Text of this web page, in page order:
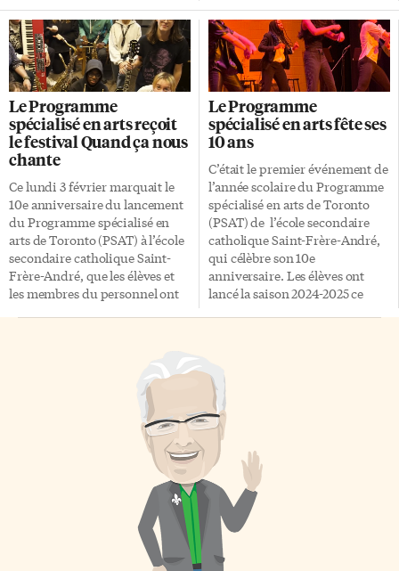
couronner plusieurs années
consacrées à la promotion et à la
défense de la place du français.
La tradition de choisir une
présidence du jury issue des
personnes nommées l’année
précédente se poursuit. Pour le
Palmarès de 2025, la
professeure et chercheuse de la
Saskatchewan Anne Leis a
accepté cet honneur. «Les
candidatures étaient
impressionnantes et ont
vraiment marqué le jury. C’est
beau de voir autant […]
spectateurs venus assister aux
différentes performances. Ce
concert d’environ deux heures
a permis aux membres du
programme de présenter
plusieurs nouveautés. En dix
ans, le programme s’est
véritablement institutionnalisé.
Il affiche désormais la volonté
de gagner en visibilité auprès
de toute la communauté
francophone. Le concert Le
spectacle avait pour but de
lancer la saison en mettant en
valeur le travail […]
Le Programme
spécialisé en arts reçoit
le festival Quand ça nous
chante
Ce lundi 3 février marquait le
10e anniversaire du lancement
du Programme spécialisé en
arts de Toronto (PSAT) à l’école
secondaire catholique Saint-
Frère-André, que les élèves et
les membres du personnel ont
édition du festival provincial
en milieu scolaire Quand ça
nous chante. Ateliers et
rencontre pour les musiciennes
et les musiciens en herbe de
tout l’Ontario francophone, ce
festival de musique est une
(Association des professionnels
de la chanson et de la musique).
Le Programme
spécialisé en arts fête ses
10 ans
C’était le premier événement de
l’année scolaire du Programme
spécialisé en arts de Toronto
(PSAT) de l’école secondaire
catholique Saint-Frère-André,
qui célèbre son 10e
anniversaire. Les élèves ont
lancé la saison 2024-2025 ce
Plusieurs ensembles d’élèves se
sont succédés sur scène,
présentant les chansons et
chorégraphies sur lesquelles ils
ont travaillé avec leurs
enseignants depuis la rentrée.
«C’était un programme qui
comportait, à la base, des
activités pour tout le monde à la
fin de la journée», explique
Noémi Parenteau-Comfort, […]